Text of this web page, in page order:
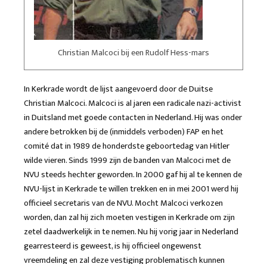
Christian Malcoci bij een Rudolf Hess-mars
In Kerkrade wordt de lijst aangevoerd door de Duitse
Christian Malcoci. Malcoci is al jaren een radicale nazi-activist
in Duitsland met goede contacten in Nederland. Hij was onder
andere betrokken bij de (inmiddels verboden) FAP en het
comité dat in 1989 de honderdste geboortedag van Hitler
wilde vieren. Sinds 1999 zijn de banden van Malcoci met de
NVU steeds hechter geworden. In 2000 gaf hij al te kennen de
NVU-lijst in Kerkrade te willen trekken en in mei 2001 werd hij
officieel secretaris van de NVU. Mocht Malcoci verkozen
worden, dan zal hij zich moeten vestigen in Kerkrade om zijn
zetel daadwerkelijk in te nemen. Nu hij vorig jaar in Nederland
gearresteerd is geweest, is hij officieel ongewenst
vreemdeling en zal deze vestiging problematisch kunnen